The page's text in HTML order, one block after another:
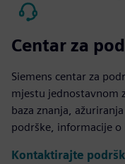
Centar za
Siemens centar za
mjestu jednostavnom
baza znanja,
podrške, informacije
Kontaktirajte